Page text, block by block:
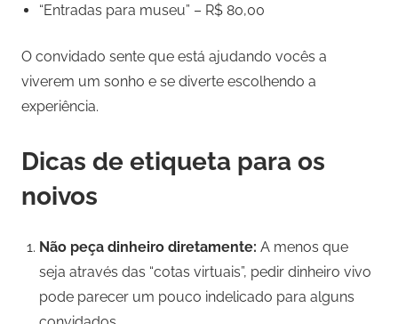
“Entradas para museu” – R$ 80,00
O convidado sente que está ajudando vocês a
viverem um sonho e se diverte escolhendo a
experiência.
Dicas de etiqueta para os
noivos
Não peça dinheiro diretamente: A menos que
seja através das “cotas virtuais”, pedir dinheiro vivo
pode parecer um pouco indelicado para alguns